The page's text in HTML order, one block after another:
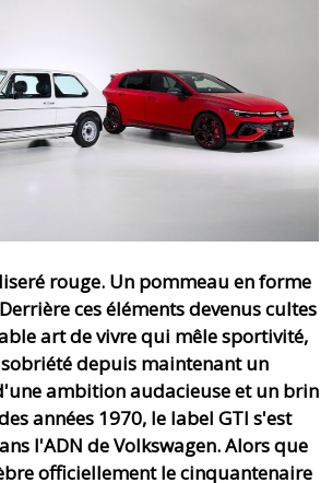
rouge. Un pommeau en forme
ces éléments devenus cultes
art de vivre qui mêle sportivité,
depuis maintenant un
ambition audacieuse et un brin
années 1970, le label GTI s'est
l'ADN de Volkswagen. Alors que
officiellement le cinquantenaire